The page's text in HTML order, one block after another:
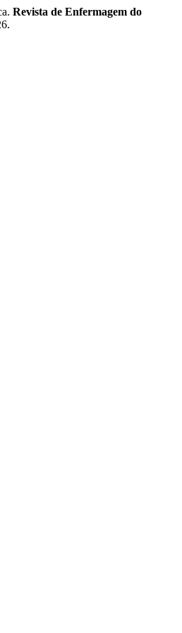
Revista de Enfermagem do